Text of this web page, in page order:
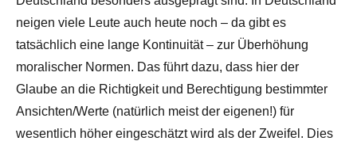
neigen viele Leute auch heute noch – da gibt es
tatsächlich eine lange Kontinuität – zur Überhöhung
moralischer Normen. Das führt dazu, dass hier der
Glaube an die Richtigkeit und Berechtigung bestimmter
Ansichten/Werte (natürlich meist der eigenen!) für
wesentlich höher eingeschätzt wird als der Zweifel. Dies